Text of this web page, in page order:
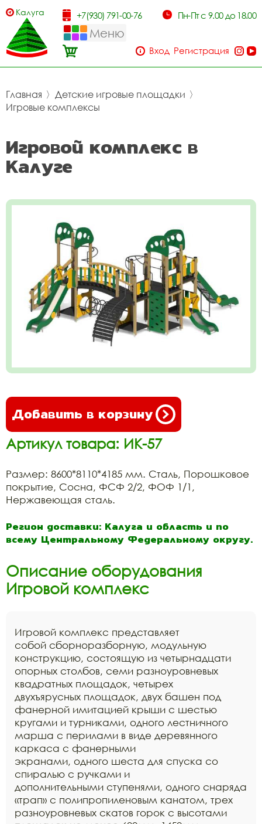
Калуга +7(930) 791-00-76 Пн-Пт с 9.00 до 18.00
Меню
Вход Регистрация
Главная 〉 Детские игровые площадки 〉
Игровые комплексы
Игровой комплекс в
Калуге
Добавить в корзину
Артикул товара: ИК-57
Размер: 8600*8110*4185 мм. Сталь, Порошковое
покрытие, Сосна, ФСФ 2/2, ФОФ 1/1,
Нержавеющая сталь.
Регион доставки: Калуга и область и по
всему Центральному Федеральному округу.
Описание оборудования
Игровой комплекс
Игровой комплекс представляет
собой сборноразборную, модульную
конструкцию, состоящую из четырнадцати
опорных столбов, семи разноуровневых
квадратных площадок, четырех
двухъярусных площадок, двух башен под
фанерной имитацией крыши с шестью
кругами и турниками, одного лестничного
марша с перилами в виде деревянного
каркаса с фанерными
экранами, одного шеста для спуска со
спиралью с ручками и
дополнительными ступенями, одного снаряда
«трап» с полипропиленовым канатом, трех
разноуровневых скатов горок с высотами